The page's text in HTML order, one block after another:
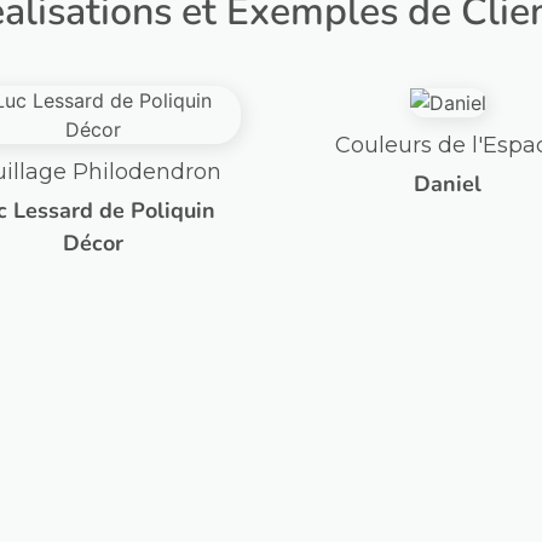
et Exemples de
de l'Espace
Daniel
Bouquet de Fleurs
Tissu